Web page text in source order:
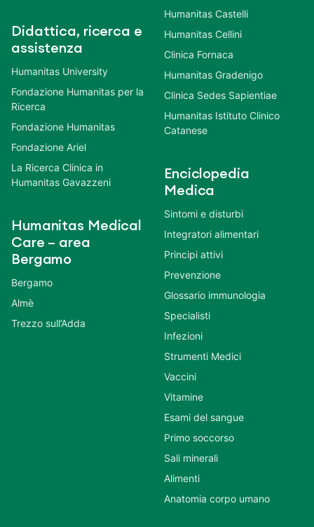
Didattica, ricerca e
assistenza
Humanitas University
Fondazione Humanitas per la
Ricerca
Fondazione Humanitas
Fondazione Ariel
La Ricerca Clinica in
Humanitas Gavazzeni
Humanitas Medical
Care – area
Bergamo
Bergamo
Almè
Trezzo sull’Adda
Humanitas Castelli
Humanitas Cellini
Clinica Fornaca
Humanitas Gradenigo
Clinica Sedes Sapientiae
Humanitas Istituto Clinico
Catanese
Enciclopedia
Medica
Sintomi e disturbi
Integratori alimentari
Principi attivi
Prevenzione
Glossario immunologia
Specialisti
Infezioni
Strumenti Medici
Vaccini
Vitamine
Esami del sangue
Primo soccorso
Sali minerali
Alimenti
Anatomia corpo umano